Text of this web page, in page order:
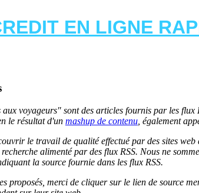
EN LIGNE
voyageurs" sont des articles fournis par les
le résultat d'un mashup de contenu, également
le travail de qualité effectué par des sites
alimenté par des flux RSS. Nous ne
la source fournie dans les flux RSS.
proposés, merci de cliquer sur le lien de source